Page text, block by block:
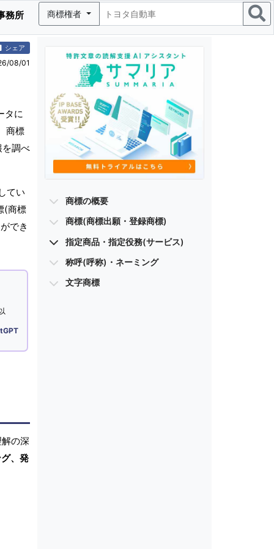
務所 商標権者
シェア
08/01
タに
商標
調べ
てい
(商標
でき
の深
、発
商標の概要
商標(商標出願・登録商標)
指定商品・指定役務(サービス)
称呼(呼称)・ネーミング
文字商標